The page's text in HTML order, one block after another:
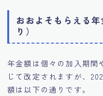
おおよそもらえる
り）
年金額は個々の加入期間
じて改定されますが、
額は以下の通りです。